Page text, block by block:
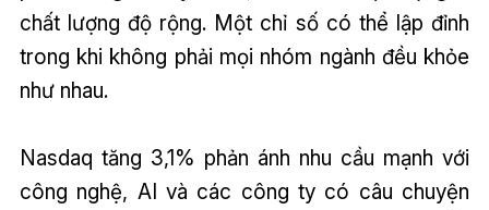
chất lượng độ rộng. Một chỉ số có thể lập đỉnh
trong khi không phải mọi nhóm ngành đều khỏe
như nhau.
Nasdaq tăng 3,1% phản ánh nhu cầu mạnh với
công nghệ, AI và các công ty có câu chuyện